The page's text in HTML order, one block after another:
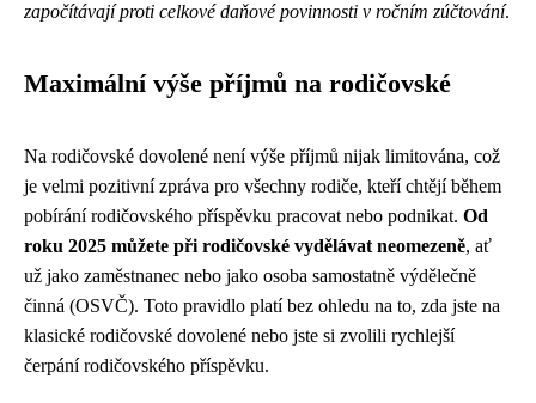
započítávají proti celkové daňové povinnosti v ročním zúčtování.
Maximální výše příjmů na rodičovské
Na rodičovské dovolené není výše příjmů nijak limitována, což
je velmi pozitivní zpráva pro všechny rodiče, kteří chtějí během
pobírání rodičovského příspěvku pracovat nebo podnikat. Od
roku 2025 můžete při rodičovské vydělávat neomezeně, ať
už jako zaměstnanec nebo jako osoba samostatně výdělečně
činná (OSVČ). Toto pravidlo platí bez ohledu na to, zda jste na
klasické rodičovské dovolené nebo jste si zvolili rychlejší
čerpání rodičovského příspěvku.